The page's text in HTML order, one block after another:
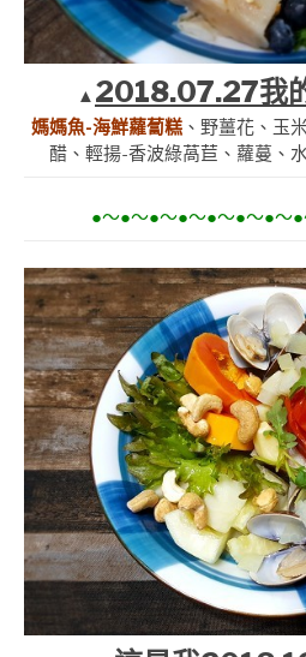
▲ 2018.07.27我
媽媽魚-海鮮蘿蔔糕 、野薑花、玉
醋、輕揚-香波綠萵苣、蘿蔓、
●～●～●～●～●～●～●～